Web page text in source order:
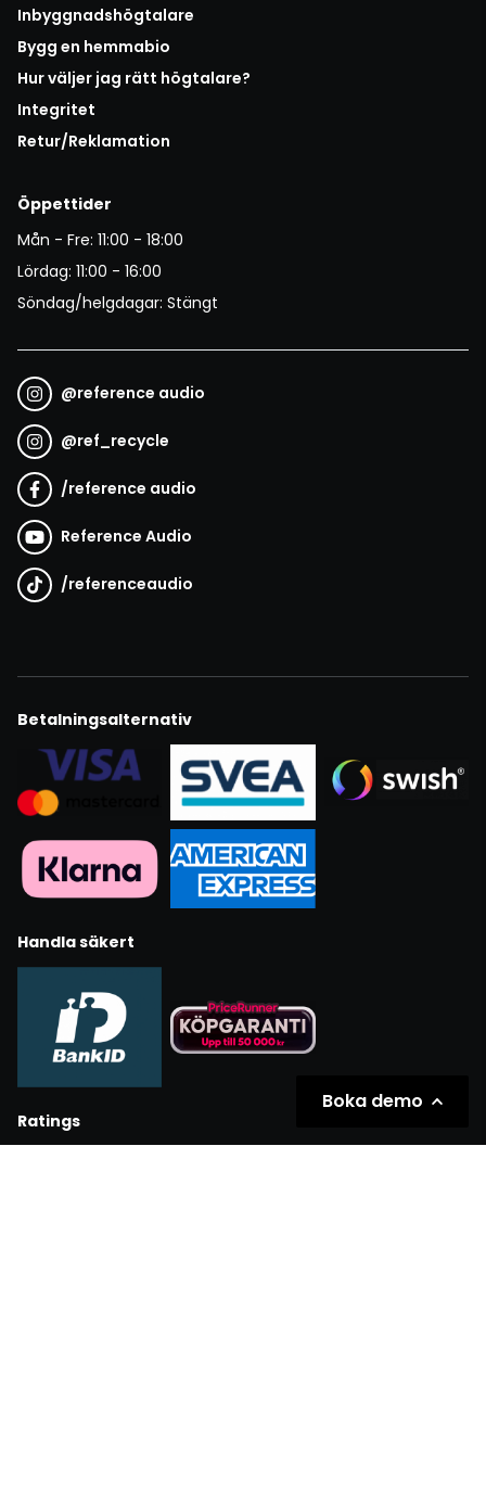
Inbyggnadshögtalare
Bygg en hemmabio
Hur väljer jag rätt högtalare?
Integritet
Retur/Reklamation
Öppettider
Mån - Fre: 11:00 - 18:00
Lördag: 11:00 - 16:00
Söndag/helgdagar: Stängt
@reference audio
@ref_recycle
/reference audio
Reference Audio
/referenceaudio
Betalningsalternativ
Handla säkert
Ratings
Boka demo